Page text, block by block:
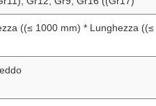
((≤ 1000 mm) * Lunghezza ((≤